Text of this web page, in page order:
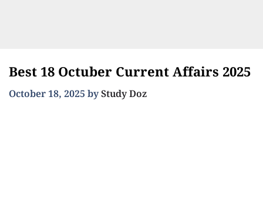
Best 18 Octuber Current Affairs 2025
October 18, 2025 byStudy Doz